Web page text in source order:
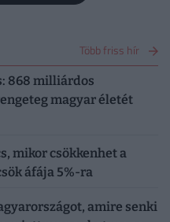
Több friss hír
868 milliárdos
magyar életét
mikor csökkenhet a
áfája 5%-ra
amire senki